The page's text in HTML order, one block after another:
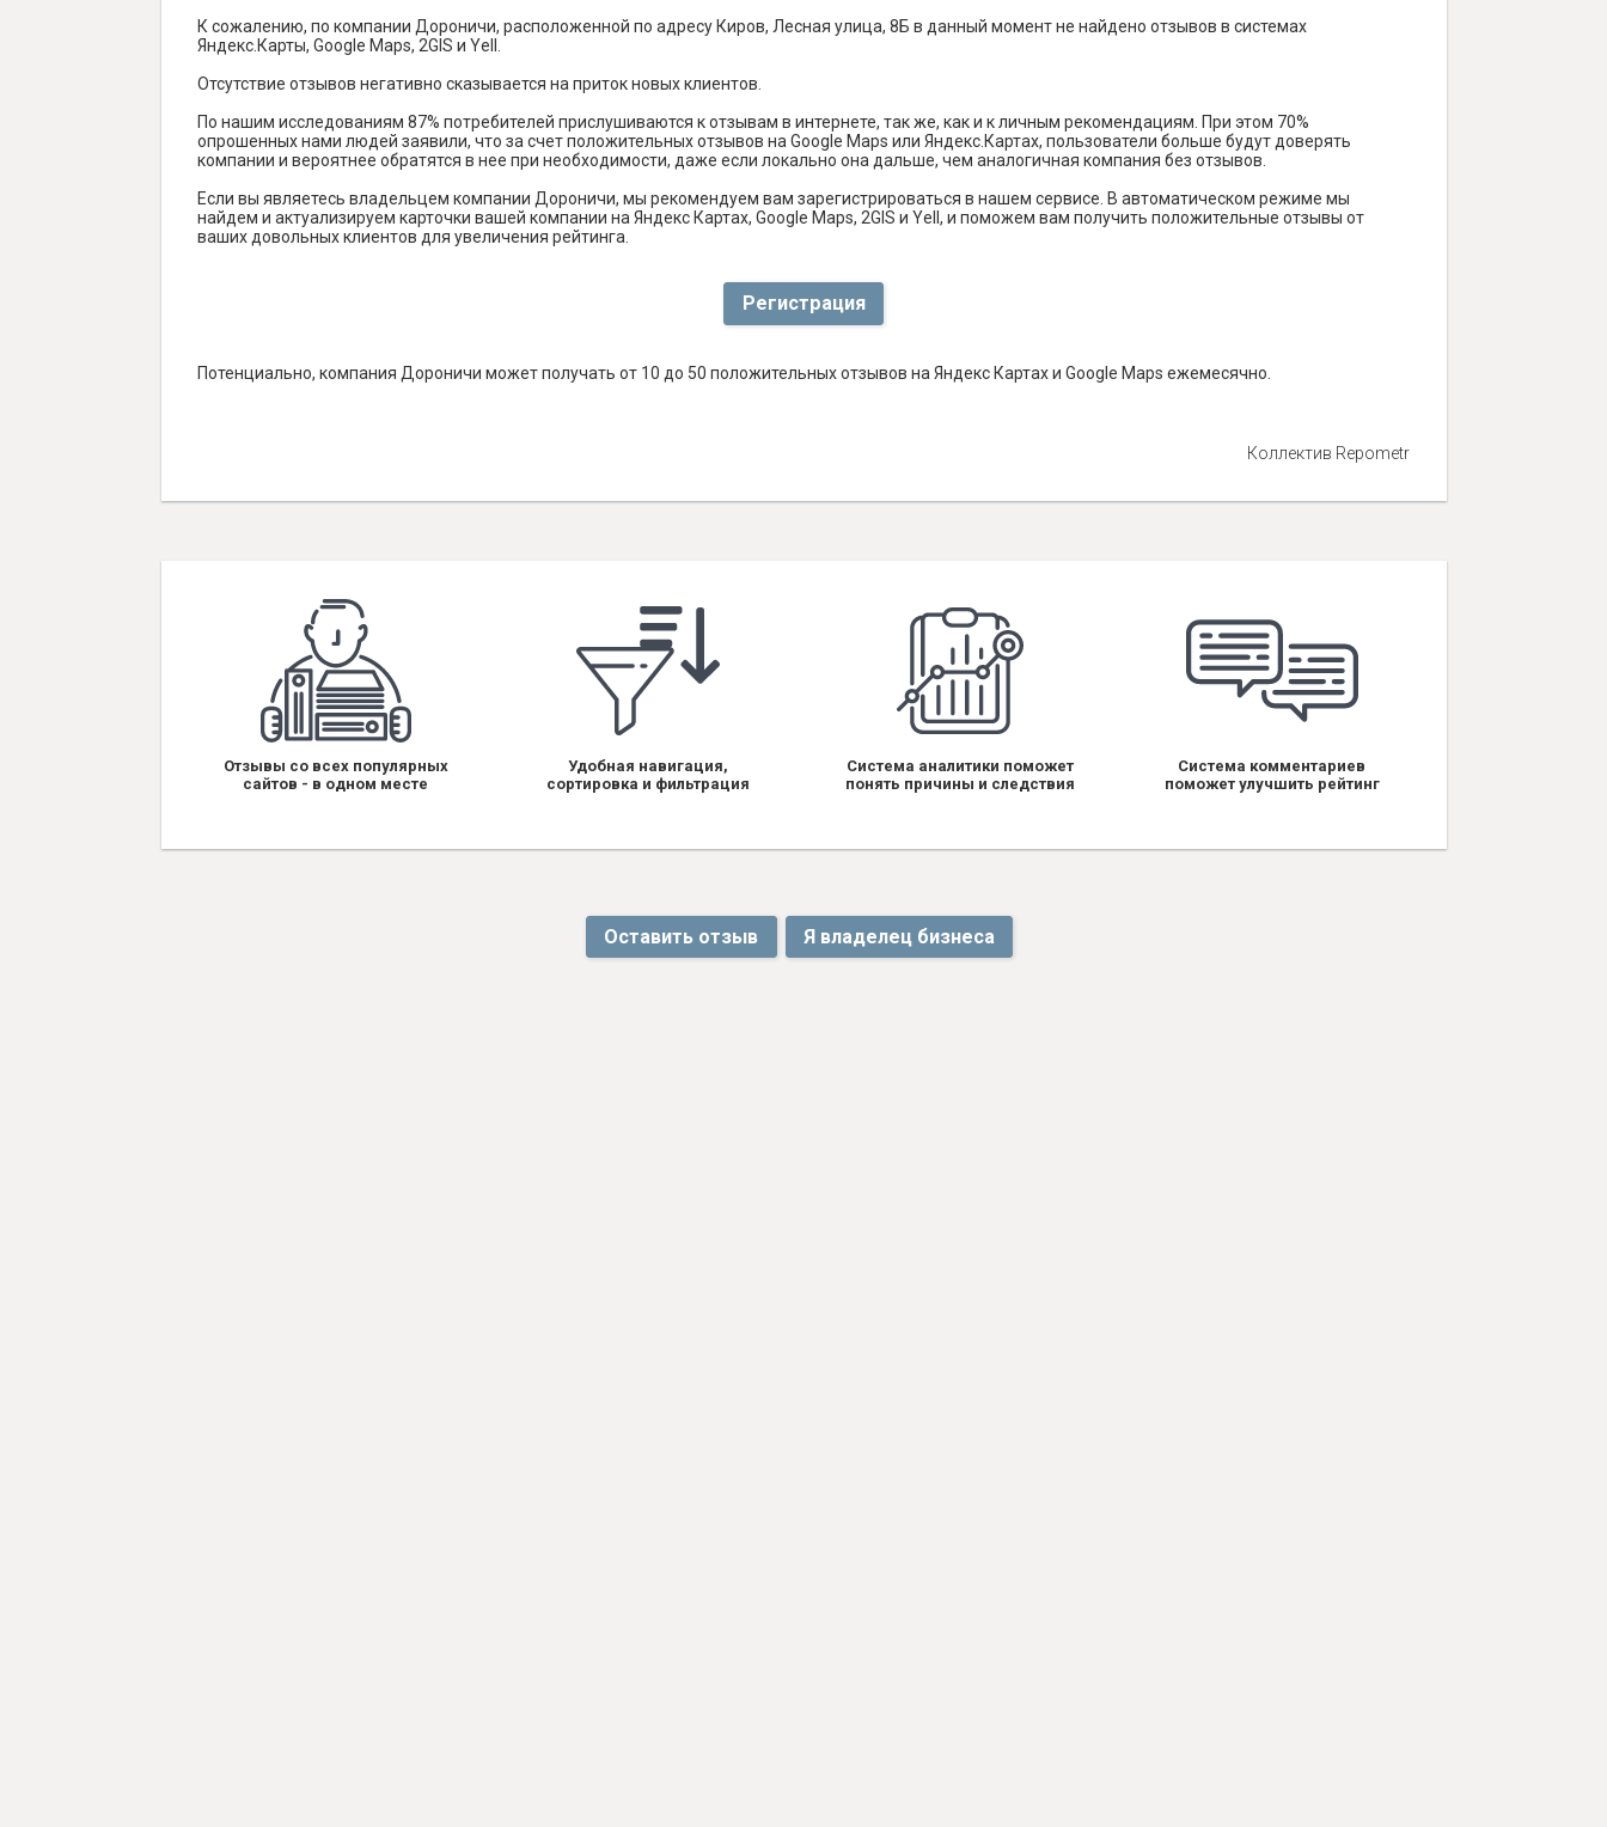
К сожалению, по компании Дороничи, расположенной по адресу Киров, Лесная улица, 8Б в данный момент не найдено отзывов в системах
Яндекс.Карты, Google Maps, 2GIS и Yell.
Отсутствие отзывов негативно сказывается на приток новых клиентов.
По нашим исследованиям 87% потребителей прислушиваются к отзывам в интернете, так же, как и к личным рекомендациям. При этом 70%
опрошенных нами людей заявили, что за счет положительных отзывов на Google Maps или Яндекс.Картах, пользователи больше будут доверять
компании и вероятнее обратятся в нее при необходимости, даже если локально она дальше, чем аналогичная компания без отзывов.
Если вы являетесь владельцем компании Дороничи, мы рекомендуем вам зарегистрироваться в нашем сервисе. В автоматическом режиме мы
найдем и актуализируем карточки вашей компании на Яндекс Картах, Google Maps, 2GIS и Yell, и поможем вам получить положительные отзывы от
ваших довольных клиентов для увеличения рейтинга.
Регистрация
Потенциально, компания Дороничи может получать от 10 до 50 положительных отзывов на Яндекс Картах и Google Maps ежемесячно.
Коллектив Repometr
Отзывы со всех популярных
сайтов - в одном месте
Удобная навигация,
сортировка и фильтрация
Система аналитики поможет
понять причины и следствия
Система комментариев
поможет улучшить рейтинг
Оставить отзыв Я владелец бизнеса